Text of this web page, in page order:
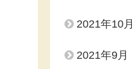
2021年10月
2021年9月